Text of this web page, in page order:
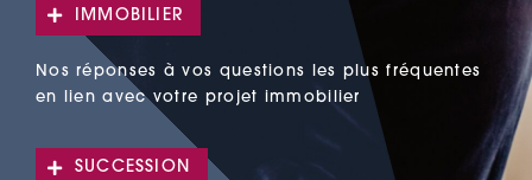
IMMOBILIER
Nos réponses à vos questions les plus fréquentes
en lien avec votre projet immobilier
SUCCESSION